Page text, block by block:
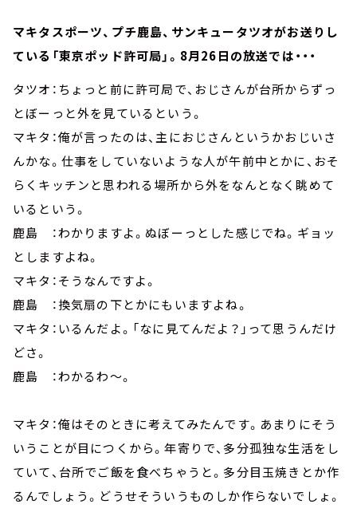
マキタスポーツ、プチ鹿島、サンキュータツオがお送りし
ている「東京ポッド許可局」。8月26日の放送では・・・
タツオ：ちょっと前に許可局で、おじさんが台所からずっ
とぼーっと外を見ているという。
マキタ：俺が言ったのは、主におじさんというかおじいさ
んかな。仕事をしていないような人が午前中とかに、おそ
らくキッチンと思われる場所から外をなんとなく眺めて
いるという。
鹿島 ：わかりますよ。ぬぼーっとした感じでね。ギョッ
としますよね。
マキタ：そうなんですよ。
鹿島 ：換気扇の下とかにもいますよね。
マキタ：いるんだよ。「なに見てんだよ？」って思うんだけ
どさ。
鹿島 ：わかるわ～。
マキタ：俺はそのときに考えてみたんです。あまりにそう
いうことが目につくから。年寄りで、多分孤独な生活をし
ていて、台所でご飯を食べちゃうと。多分目玉焼きとか作
るんでしょう。どうせそういうものしか作らないでしょ。